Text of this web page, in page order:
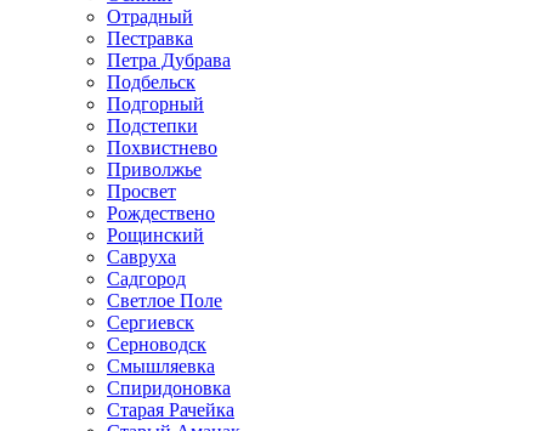
Отрадный
Пестравка
Петра Дубрава
Подбельск
Подгорный
Подстепки
Похвистнево
Приволжье
Просвет
Рождествено
Рощинский
Савруха
Садгород
Светлое Поле
Сергиевск
Серноводск
Смышляевка
Спиридоновка
Старая Рачейка